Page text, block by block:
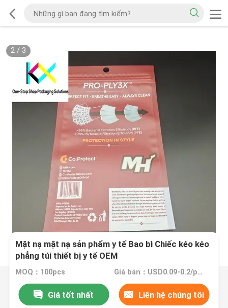
2/ 3
Mặt nạ mặt nạ sản phẩm y tế Bao bì Chiếc kéo kéo
phẳng túi thiết bị y tế OEM
MOQ：100pcs Giá bán：USD0.09-0.2/pcs
Giá tốt nhất Liên hệ chúng tôi